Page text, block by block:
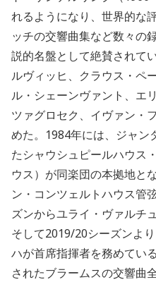
れるようになり、世界的な
ッチの交響曲集など数々の
説的名盤として絶賛されて
ルヴィッヒ、クラウス・ペ
ル・シェーンヴァント、エ
ツァグロセク、イヴァン・
めた。 1984年には、ジャン
たシャウシュピールハウス
ウス）が同楽団の本拠地とな
ン・コンツェルトハウス管
ズンからユライ・ヴァルチ
そして2019/20シーズンよ
ハが首席指揮者を務めてい
されたブラームスの交響曲